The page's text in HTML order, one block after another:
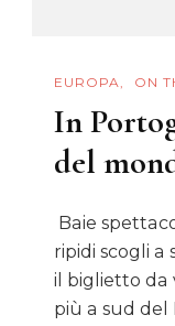
EUROPA ON
In
del
Baie
ripidi scogli a
il biglietto da
più a sud del